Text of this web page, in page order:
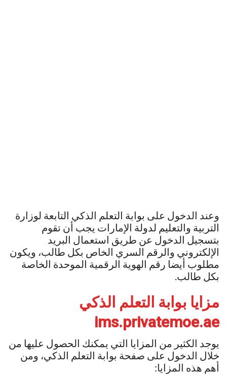
وعند الدخول على بوابة التعلم الذكي التابعة لوزارة
التربية والتعليم لدولة الإمارات يجب أن تقوم
بتسجيل الدخول عن طريق استعمال البريد
الإلكتروني والرقم السري الخاص بكل طالب، ويكون
مطلوب أيضا رقم الهوية الرقمية الموحدة الخاصة
بكل طالب.
مزايا بوابة التعلم الذكي
ims.privatemoe.ae
يوجد الكثير من المزايا التي يمكنك الحصول عليها من
خلال الدخول على صفحة بوابة التعلم الذكي، ومن
أهم هذه المزايا: